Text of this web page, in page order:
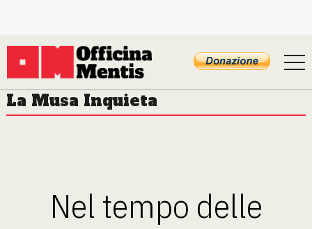
La Musa Inquieta
Nel tempo delle